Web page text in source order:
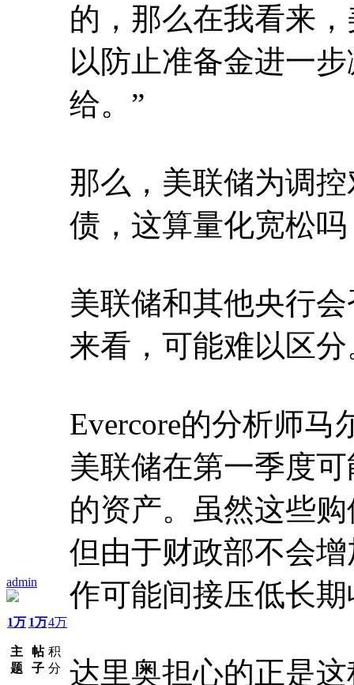
admin
1万
主
题
1万
帖
子
4万
积
分
的，那么在我看来
以防止准备金进一
给。”
那么，美联储为调
债，这算量化宽松吗
美联储和其他央行
来看，可能难以区分
Evercore的分析师马
美联储在第一季度
的资产。虽然这些
但由于财政部不会
作可能间接压低长
达里奥担心的正是